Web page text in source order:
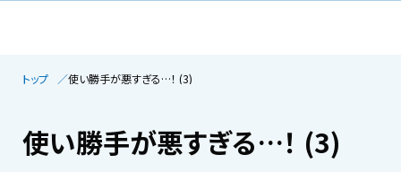
トップ 使い勝手が悪すぎる…！ (3)
使い勝手が悪すぎる…！ (3)